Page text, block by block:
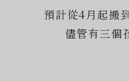
預計從4月起搬
儘管有三個